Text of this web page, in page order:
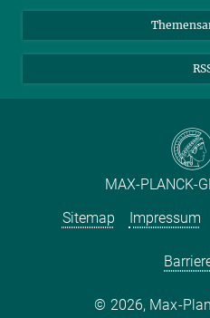
MAX-PLANCK-
Sitemap
Impressum
2026, Max-